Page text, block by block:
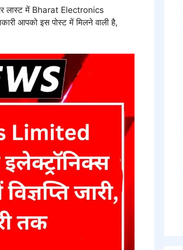
लास्ट में Bharat Electronics
आपको इस पोस्ट में मिलने वाली है,